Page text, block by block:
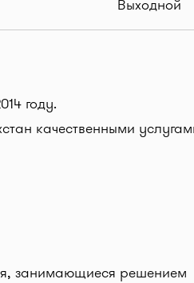
Выходной
году.
качественными
занимающиеся решением